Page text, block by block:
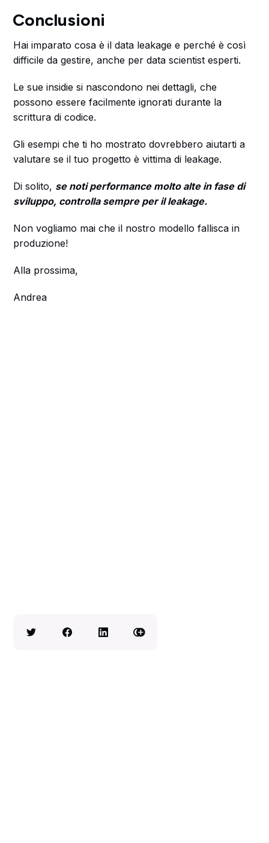
Conclusioni
Hai imparato cosa è il data leakage e perché è così
difficile da gestire, anche per data scientist esperti.
Le sue insidie si nascondono nei dettagli, che
possono essere facilmente ignorati durante la
scrittura di codice.
Gli esempi che ti ho mostrato dovrebbero aiutarti a
valutare se il tuo progetto è vittima di leakage.
Di solito, se noti performance molto alte in fase di
sviluppo, controlla sempre per il leakage.
Non vogliamo mai che il nostro modello fallisca in
produzione!
Alla prossima,
Andrea